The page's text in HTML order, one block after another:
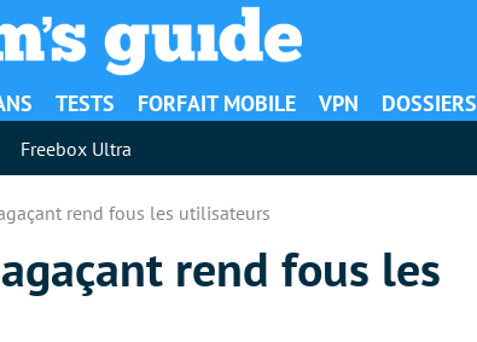
TESTS FORFAIT MOBILE VPN DOSSIERS
Freebox Ultra
rend fous les utilisateurs
rend fous les